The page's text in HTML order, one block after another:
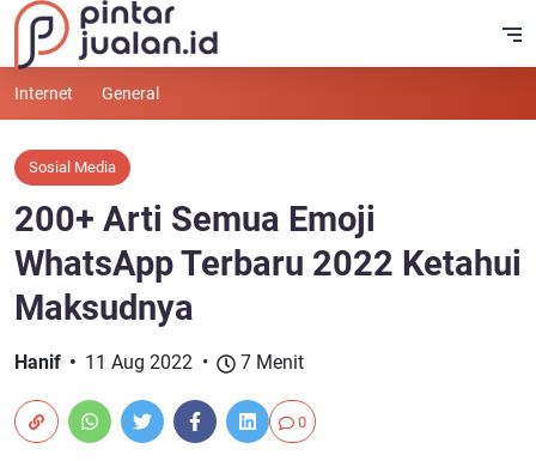
Internet General
Sosial Media
200+ Arti Semua Emoji
WhatsApp Terbaru 2022 Ketahui
Maksudnya
Hanif 11 Aug 2022 7 Menit
0